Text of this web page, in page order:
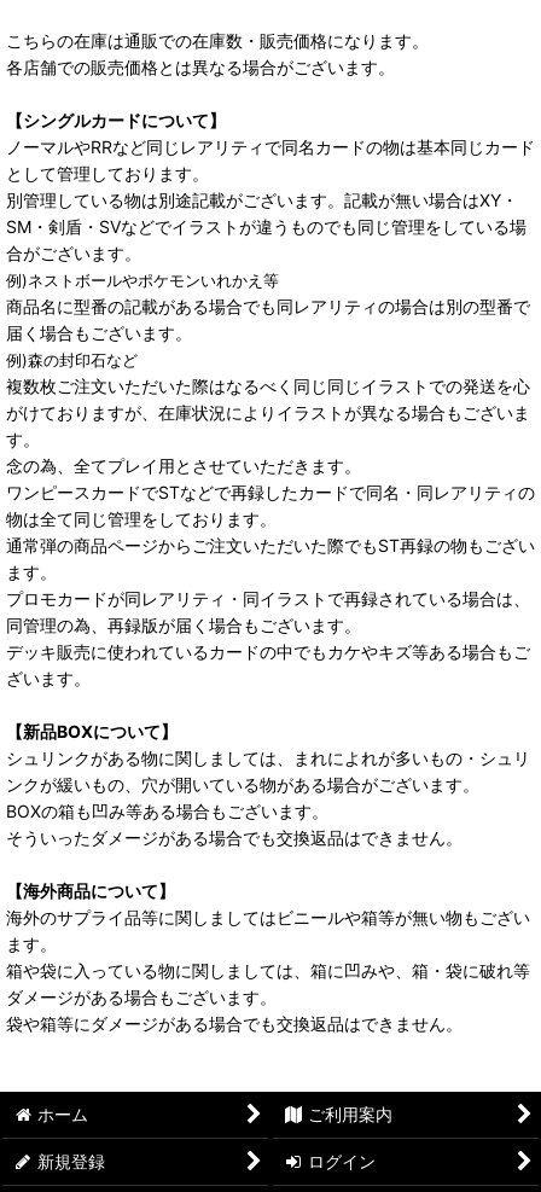
こちらの在庫は通販での在庫数・販売価格になります。
各店舗での販売価格とは異なる場合がございます。
【シングルカードについて】
ノーマルやRRなど同じレアリティで同名カードの物は基本同じカード
として管理しております。
別管理している物は別途記載がございます。記載が無い場合はXY・
SM・剣盾・SVなどでイラストが違うものでも同じ管理をしている場
合がございます。
例)ネストボールやポケモンいれかえ等
商品名に型番の記載がある場合でも同レアリティの場合は別の型番で
届く場合もございます。
例)森の封印石など
複数枚ご注文いただいた際はなるべく同じ同じイラストでの発送を心
がけておりますが、在庫状況によりイラストが異なる場合もございま
す。
念の為、全てプレイ用とさせていただきます。
ワンピースカードでSTなどで再録したカードで同名・同レアリティの
物は全て同じ管理をしております。
通常弾の商品ページからご注文いただいた際でもST再録の物もござい
ます。
プロモカードが同レアリティ・同イラストで再録されている場合は、
同管理の為、再録版が届く場合もございます。
デッキ販売に使われているカードの中でもカケやキズ等ある場合もご
ざいます。
【新品BOXについて】
シュリンクがある物に関しましては、まれによれが多いもの・シュリ
ンクが緩いもの、穴が開いている物がある場合がございます。
BOXの箱も凹み等ある場合もございます。
そういったダメージがある場合でも交換返品はできません。
【海外商品について】
海外のサプライ品等に関しましてはビニールや箱等が無い物もござい
ます。
箱や袋に入っている物に関しましては、箱に凹みや、箱・袋に破れ等
ダメージがある場合もございます。
袋や箱等にダメージがある場合でも交換返品はできません。
ホーム ご利用案内
新規登録 ログイン